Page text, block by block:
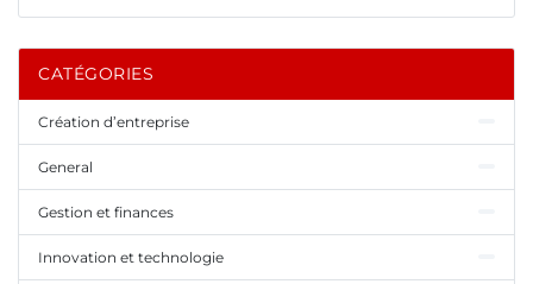
CATÉGORIES
Création d’entreprise
General
Gestion et finances
Innovation et technologie